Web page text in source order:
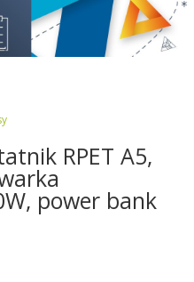
RPET A5,
power bank